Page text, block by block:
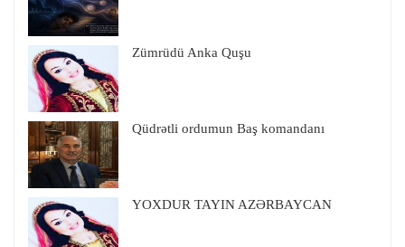
Zümrüdü Anka Quşu
Qüdrətli ordumun Baş komandanı
YOXDUR TAYIN AZƏRBAYCAN